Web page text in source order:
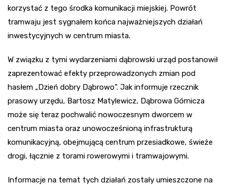
korzystać z tego środka komunikacji miejskiej. Powrót
tramwaju jest sygnałem końca najważniejszych działań
inwestycyjnych w centrum miasta.
W związku z tymi wydarzeniami dąbrowski urząd postanowił
zaprezentować efekty przeprowadzonych zmian pod
hasłem „Dzień dobry Dąbrowo”. Jak informuje rzecznik
prasowy urzędu, Bartosz Matylewicz, Dąbrowa Górnicza
może się teraz pochwalić nowoczesnym dworcem w
centrum miasta oraz unowocześnioną infrastrukturą
komunikacyjną, obejmującą centrum przesiadkowe, świeże
drogi, łącznie z torami rowerowymi i tramwajowymi.
Informacje na temat tych działań zostały umieszczone na